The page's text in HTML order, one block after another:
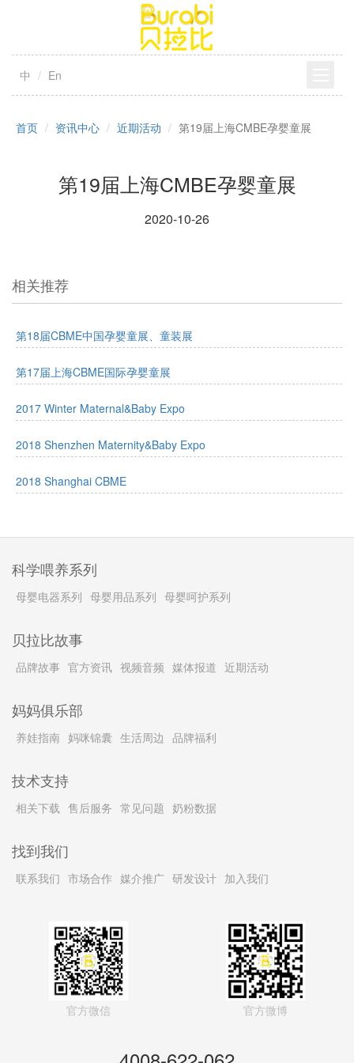
中 En
首页 资讯中心 近期活动 第19届上海CMBE孕婴童展
第19届上海CMBE孕婴童展
2020-10-26
相关推荐
第18届CBME中国孕婴童展、童装展
第17届上海CBME国际孕婴童展
2017 Winter Maternal&Baby Expo
2018 Shenzhen Maternity&Baby Expo
2018 Shanghai CBME
科学喂养系列
母婴电器系列 母婴用品系列 母婴呵护系列
贝拉比故事
品牌故事 官方资讯 视频音频 媒体报道 近期活动
妈妈俱乐部
养娃指南 妈咪锦囊 生活周边 品牌福利
技术支持
相关下载 售后服务 常见问题 奶粉数据
找到我们
联系我们 市场合作 媒介推广 研发设计 加入我们
官方微信 官方微博